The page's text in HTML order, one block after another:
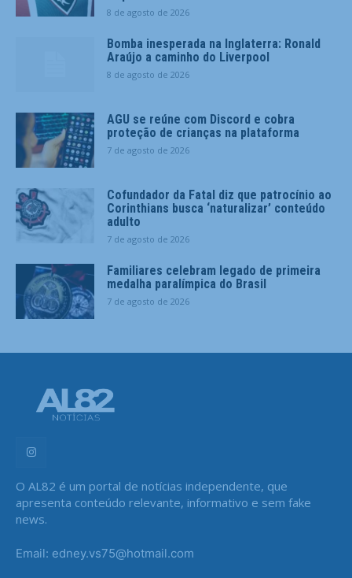
8 de agosto de 2026
Bomba inesperada na Inglaterra: Ronald
Araújo a caminho do Liverpool
8 de agosto de 2026
AGU se reúne com Discord e cobra
proteção de crianças na plataforma
7 de agosto de 2026
Cofundador da Fatal diz que patrocínio ao
Corinthians busca ‘naturalizar’ conteúdo
adulto
7 de agosto de 2026
Familiares celebram legado de primeira
medalha paralímpica do Brasil
7 de agosto de 2026
O AL82 é um portal de notícias independente, que
apresenta conteúdo relevante, informativo e sem fake
news.
Email: edney.vs75@hotmail.com